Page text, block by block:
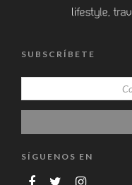
SUBSCRÍBETE
SÍGUENOS EN